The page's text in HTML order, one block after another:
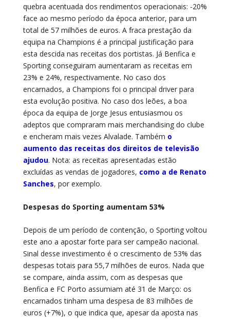
quebra acentuada dos rendimentos operacionais: -20%
face ao mesmo período da época anterior, para um
total de 57 milhões de euros. A fraca prestação da
equipa na Champions é a principal justificação para
esta descida nas receitas dos portistas. Já Benfica e
Sporting conseguiram aumentaram as receitas em
23% e 24%, respectivamente. No caso dos
encarnados, a Champions foi o principal driver para
esta evolução positiva. No caso dos leões, a boa
época da equipa de Jorge Jesus entusiasmou os
adeptos que compraram mais merchandising do clube
e encheram mais vezes Alvalade. Também o
aumento das receitas dos direitos de televisão
ajudou. Nota: as receitas apresentadas estão
excluídas as vendas de jogadores, como a de Renato
Sanches, por exemplo.
Despesas do Sporting aumentam 53%
Depois de um período de contenção, o Sporting voltou
este ano a apostar forte para ser campeão nacional.
Sinal desse investimento é o crescimento de 53% das
despesas totais para 55,7 milhões de euros. Nada que
se compare, ainda assim, com as despesas que
Benfica e FC Porto assumiam até 31 de Março: os
encarnados tinham uma despesa de 83 milhões de
euros (+7%), o que indica que, apesar da aposta nas